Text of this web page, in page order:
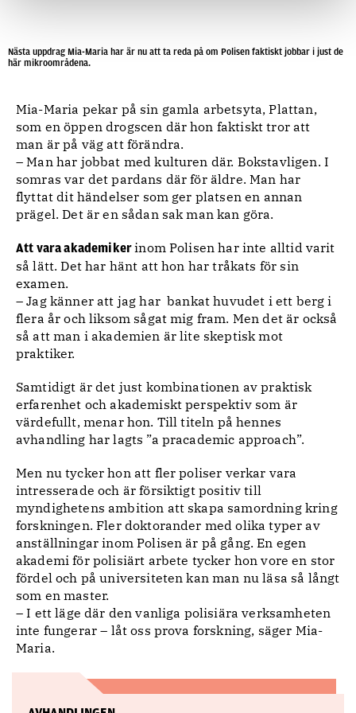
Nästa uppdrag Mia-Maria har är nu att ta reda på om Polisen faktiskt jobbar i just de
här mikroområdena.
Mia-Maria pekar på sin gamla arbetsyta, Plattan,
som en öppen drogscen där hon faktiskt tror att
man är på väg att förändra.
– Man har jobbat med kulturen där. Bokstavligen. I
somras var det pardans där för äldre. Man har
flyttat dit händelser som ger platsen en annan
prägel. Det är en sådan sak man kan göra.
Att vara akademikerinom Polisen har inte alltid varit
så lätt. Det har hänt att hon har tråkats för sin
examen.
– Jag känner att jag har bankat huvudet i ett berg i
flera år och liksom sågat mig fram. Men det är också
så att man i akademien är lite skeptisk mot
praktiker.
Samtidigt är det just kombinationen av praktisk
erfarenhet och akademiskt perspektiv som är
värdefullt, menar hon. Till titeln på hennes
avhandling har lagts ”a pracademic approach”.
Men nu tycker hon att fler poliser verkar vara
intresserade och är försiktigt positiv till
myndighetens ambition att skapa samordning kring
forskningen. Fler doktorander med olika typer av
anställningar inom Polisen är på gång. En egen
akademi för polisiärt arbete tycker hon vore en stor
fördel och på universiteten kan man nu läsa så långt
som en master.
– I ett läge där den vanliga polisiära verksamheten
inte fungerar – låt oss prova forskning, säger Mia-
Maria.